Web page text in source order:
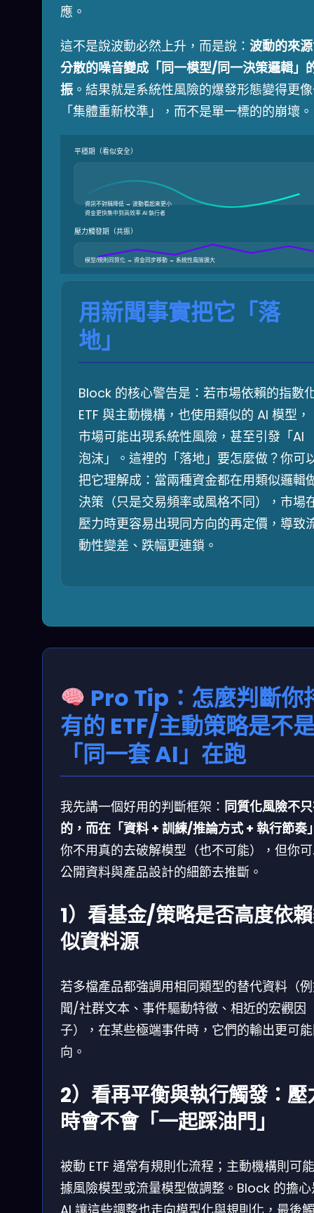
應。
這不是說波動必然上升，而是說： 波動的來
分散的噪音變成「同一模型/同一決策邏輯」
振。結果就是系統性風險的爆發形態變得更
「集體重新校準」，而不是單一標的的崩壞。
平穩期（看似安全）
資訊不對稱降低 → 波動看起來更小
資金更快集中到高效率 AI 執行者
壓力觸發期（共振）
模型/規則同質化 → 資金同步移動 → 系統性風險擴大
用新聞事實把它「落
地」
Block 的核心警告是：若市場依賴的指數
ETF 與主動機構，也使用類似的 AI 模型，
市場可能出現系統性風險，甚至引發「AI
泡沫」。這裡的「落地」要怎麼做？你可
把它理解成：當兩種資金都在用類似邏輯
決策（只是交易頻率或風格不同），市場
壓力時更容易出現同方向的再定價，導致
動性變差、跌幅更連鎖。
Pro Tip：怎麼判斷你
有的 ETF/主動策略是不
「同一套 AI」在跑
我先講一個好用的判斷框架： 同質化風險不
的，而在「資料 + 訓練/推論方式 + 執行節奏
你不用真的去破解模型（也不可能），但你
公開資料與產品設計的細節去推斷。
1）看基金/策略是否高度依
似資料源
若多檔產品都強調用相同類型的替代資料（
聞/社群文本、事件驅動特徵、相近的宏觀因
子），在某些極端事件時，它們的輸出更可
向。
2）看再平衡與執行觸發：壓
時會不會「一起踩油門」
被動 ETF 通常有規則化流程；主動機構則可
據風險模型或流量模型做調整。Block 的擔